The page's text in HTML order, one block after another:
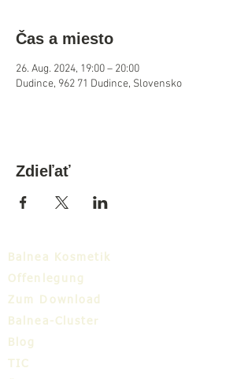
Čas a miesto
26. Aug. 2024, 19:00 – 20:00
Dudince, 962 71 Dudince, Slovensko
Zdieľať
Balnea Kosmetik
Offenlegung
Zum Download
Balnea-Cluster
Blog
TIC